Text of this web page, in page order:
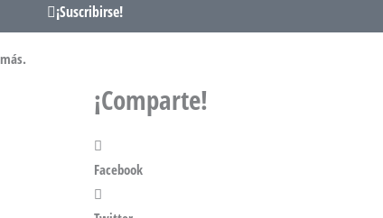
¡Suscribirse!
¡Comparte!
Facebook